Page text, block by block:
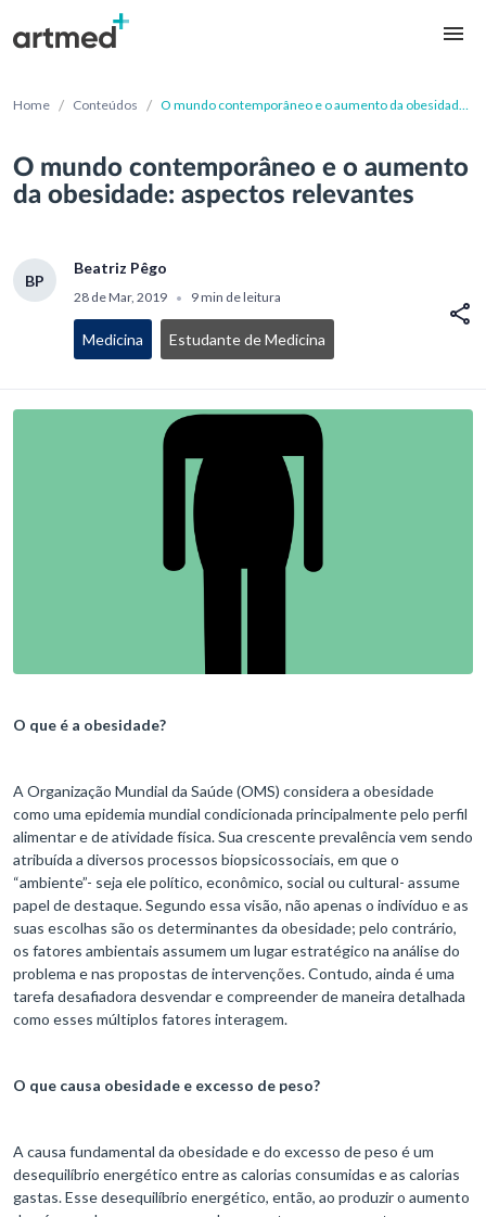
Home / Conteúdos / O mundo contemporâneo e o aumento da obesidade:
O mundo contemporâneo e o aumento
da obesidade: aspectos relevantes
BP
Beatriz Pêgo
28 de Mar, 2019 • 9 min de leitura
Medicina Estudante de Medicina
O que é a obesidade?
A Organização Mundial da Saúde (OMS) considera a obesidade
como uma epidemia mundial condicionada principalmente pelo perfil
alimentar e de atividade física. Sua crescente prevalência vem sendo
atribuída a diversos processos biopsicossociais, em que o
“ambiente”- seja ele político, econômico, social ou cultural- assume
papel de destaque. Segundo essa visão, não apenas o indivíduo e as
suas escolhas são os determinantes da obesidade; pelo contrário,
os fatores ambientais assumem um lugar estratégico na análise do
problema e nas propostas de intervenções. Contudo, ainda é uma
tarefa desafiadora desvendar e compreender de maneira detalhada
como esses múltiplos fatores interagem.
O que causa obesidade e excesso de peso?
A causa fundamental da obesidade e do excesso de peso é um
desequilíbrio energético entre as calorias consumidas e as calorias
gastas. Esse desequilíbrio energético, então, ao produzir o aumento